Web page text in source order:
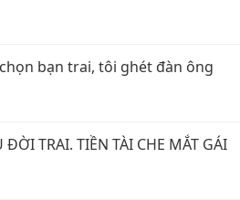
bạn trai, tôi ghét đàn ông
ĐỜI TRAI. TIỀN TÀI CHE MẮT GÁI